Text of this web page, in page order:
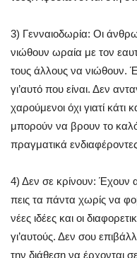
3) Γενναιοδωρία: Οι
νιώθουν ωραία με τον
τους άλλους να νιώθουν.
γι’αυτό που είναι. Δεν
χαρούμενοι όχι γιατί κάτι
μπορούν να βρουν το
πραγματικά
4) Δεν σε κρίνουν: Έχουν
πεις τα πάντα χωρίς να
νέες ιδέες και οι
γι’αυτούς. Δεν σου
την διάθεση να έρχονται